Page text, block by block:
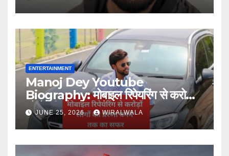
ENTERTAINMENT
Manoj Dey Youtube
Biography: मोबाइल रिपेयरिंग से करोड़ों
लोगों की प्रेरणा बनने तक का सफर
JUNE 25, 2026 WIRALWALA